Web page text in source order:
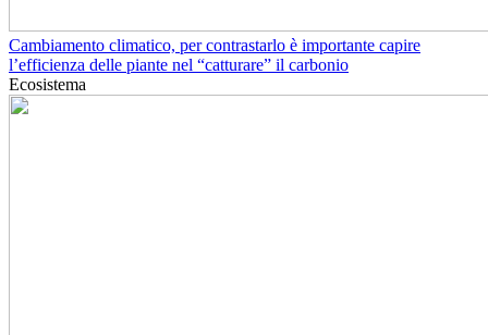
Cambiamento climatico, per contrastarlo è importante capire
l’efficienza delle piante nel “catturare” il carbonio
Ecosistema